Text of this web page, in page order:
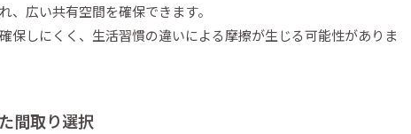
、広い共有空間を確保できます。
保しにくく、生活習慣の違いによる摩擦が生じる可能性がありま
間取り選択